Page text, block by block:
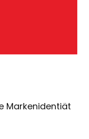
Markenidentiät